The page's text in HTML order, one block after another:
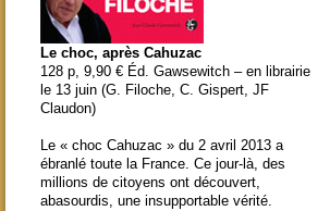
Le choc, après Cahuzac
128 p, 9,90 € Éd. Gawsewitch – en librairie
le 13 juin (G. Filoche, C. Gispert, JF
Claudon)
Le « choc Cahuzac » du 2 avril 2013 a
ébranlé toute la France. Ce jour-là, des
millions de citoyens ont découvert,
abasourdis, une insupportable vérité.